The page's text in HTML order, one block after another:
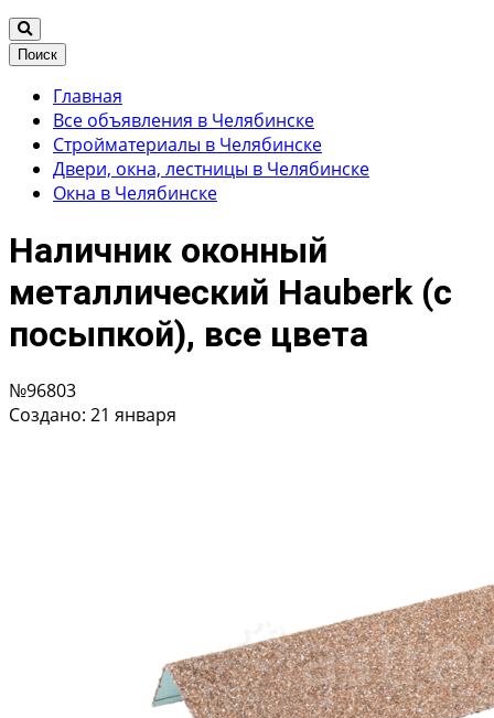
Поиск
Главная
Все объявления в Челябинске
Стройматериалы в Челябинске
Двери, окна, лестницы в Челябинске
Окна в Челябинске
Наличник оконный
металлический Hauberk (с
посыпкой), все цвета
№96803
Создано: 21 января